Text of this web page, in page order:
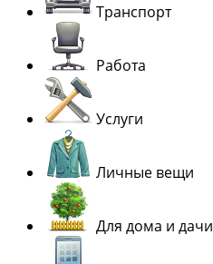
Транспорт
Работа
Услуги
Личные вещи
Для дома и дачи